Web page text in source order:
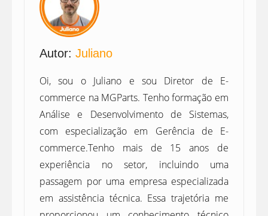
Autor: Juliano
Oi, sou o Juliano e sou Diretor de E-
commerce na MGParts. Tenho formação em
Análise e Desenvolvimento de Sistemas,
com especialização em Gerência de E-
commerce.Tenho mais de 15 anos de
experiência no setor, incluindo uma
passagem por uma empresa especializada
em assistência técnica. Essa trajetória me